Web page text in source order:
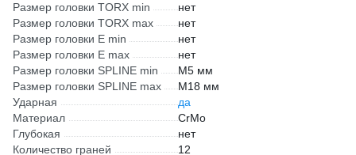
Размер головки TORX min
нет
Размер головки TORX max
нет
Размер головки E min
нет
Размер головки E max
нет
Размер головки SPLINE min
M5 мм
Размер головки SPLINE max
M18 мм
Ударная
да
Материал
CrMo
Глубокая
нет
Количество граней
12